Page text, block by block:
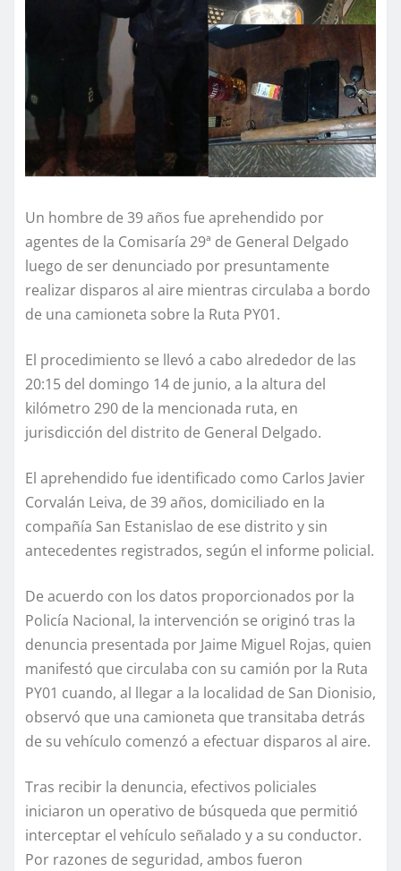
Un hombre de 39 años fue aprehendido por
agentes de la Comisaría 29ª de General Delgado
luego de ser denunciado por presuntamente
realizar disparos al aire mientras circulaba a bordo
de una camioneta sobre la Ruta PY01.
El procedimiento se llevó a cabo alrededor de las
20:15 del domingo 14 de junio, a la altura del
kilómetro 290 de la mencionada ruta, en
jurisdicción del distrito de General Delgado.
El aprehendido fue identificado como Carlos Javier
Corvalán Leiva, de 39 años, domiciliado en la
compañía San Estanislao de ese distrito y sin
antecedentes registrados, según el informe policial.
De acuerdo con los datos proporcionados por la
Policía Nacional, la intervención se originó tras la
denuncia presentada por Jaime Miguel Rojas, quien
manifestó que circulaba con su camión por la Ruta
PY01 cuando, al llegar a la localidad de San Dionisio,
observó que una camioneta que transitaba detrás
de su vehículo comenzó a efectuar disparos al aire.
Tras recibir la denuncia, efectivos policiales
iniciaron un operativo de búsqueda que permitió
interceptar el vehículo señalado y a su conductor.
Por razones de seguridad, ambos fueron